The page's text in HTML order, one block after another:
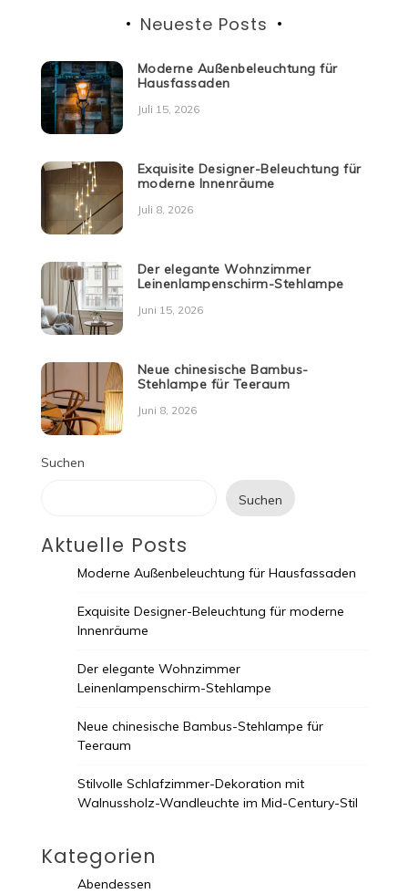
Neueste Posts
Moderne Außenbeleuchtung für
Hausfassaden
Juli 15, 2026
Exquisite Designer-Beleuchtung für
moderne Innenräume
Juli 8, 2026
Der elegante Wohnzimmer
Leinenlampenschirm-Stehlampe
Juni 15, 2026
Neue chinesische Bambus-
Stehlampe für Teeraum
Juni 8, 2026
Suchen
Suchen
Aktuelle Posts
Moderne Außenbeleuchtung für Hausfassaden
Exquisite Designer-Beleuchtung für moderne
Innenräume
Der elegante Wohnzimmer
Leinenlampenschirm-Stehlampe
Neue chinesische Bambus-Stehlampe für
Teeraum
Stilvolle Schlafzimmer-Dekoration mit
Walnussholz-Wandleuchte im Mid-Century-Stil
Kategorien
Abendessen